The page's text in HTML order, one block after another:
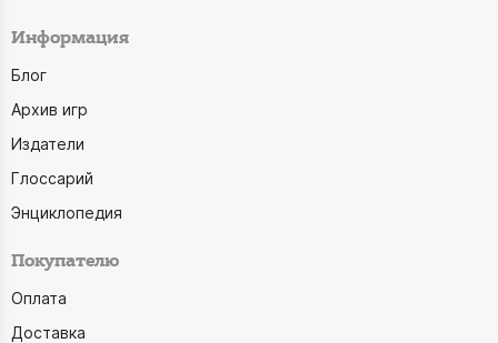
Информация
Блог
Архив игр
Издатели
Глоссарий
Энциклопедия
Покупателю
Оплата
Доставка